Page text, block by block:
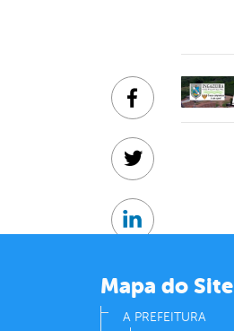
Facebook
Twitter
Linkedin
Mapa do Site
A PREFEITURA